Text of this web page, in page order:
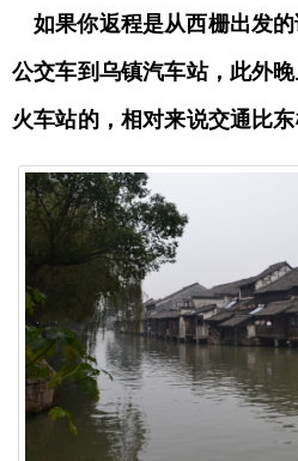
如果你返程是从西栅出发
公交车到乌镇汽车站，此外
火车站的，相对来说交通比东